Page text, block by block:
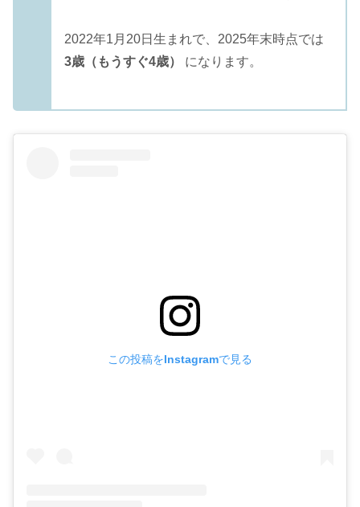
2022年1月20日生まれで、2025年末時点では
3歳（もうすぐ4歳）
になります。
この投稿をInstagramで見る